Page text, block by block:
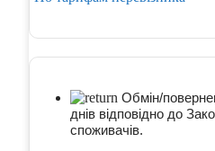
Обмін/
днів відповідно до
споживачів.